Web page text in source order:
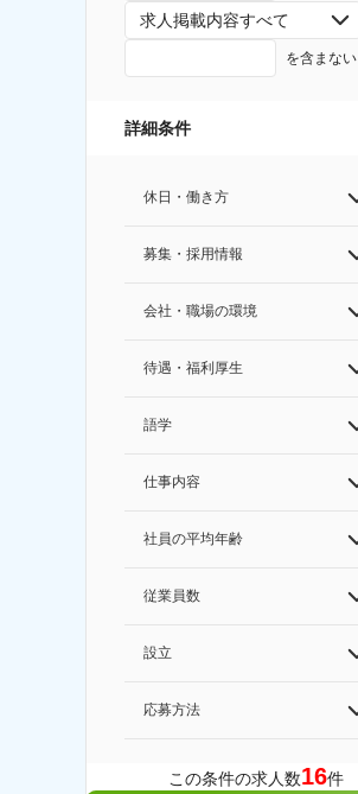
求人掲載内容すべて
を含まない
詳細条件
休日・働き方
募集・採用情報
会社・職場の環境
待遇・福利厚生
語学
仕事内容
社員の平均年齢
従業員数
設立
応募方法
この条件の求人数16件